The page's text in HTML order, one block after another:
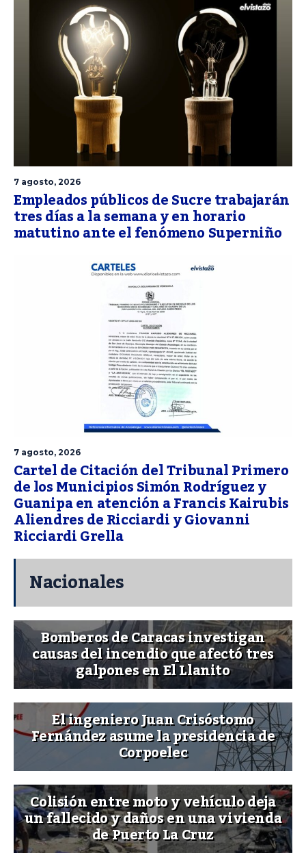
7 agosto, 2026
Empleados públicos de Sucre trabajarán
tres días a la semana y en horario
matutino ante el fenómeno Superniño
7 agosto, 2026
Cartel de Citación del Tribunal Primero
de los Municipios Simón Rodríguez y
Guanipa en atención a Francis Kairubis
Aliendres de Ricciardi y Giovanni
Ricciardi Grella
Nacionales
Bomberos de Caracas investigan
causas del incendio que afectó tres
galpones en El Llanito
El ingeniero Juan Crisóstomo
Fernández asume la presidencia de
Corpoelec
Colisión entre moto y vehículo deja
un fallecido y daños en una vivienda
de Puerto La Cruz